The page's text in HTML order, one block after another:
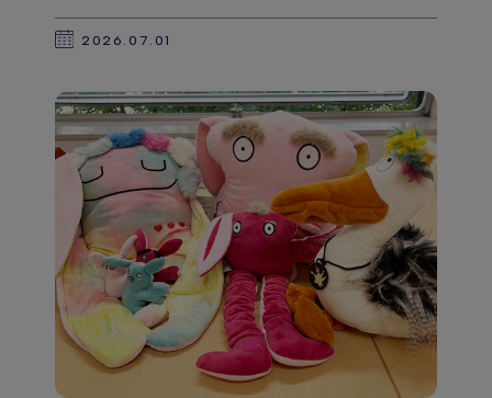
2026.07.01